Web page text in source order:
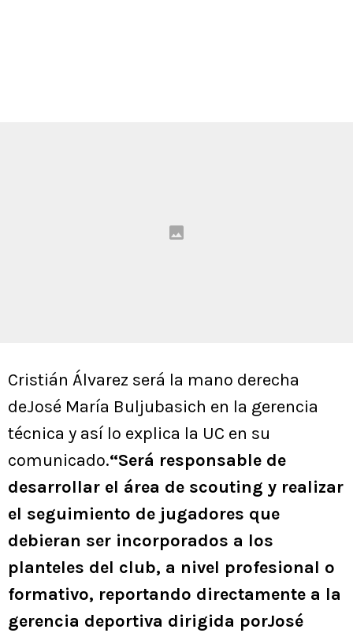
Cristián Álvarez será la mano derecha
deJosé María Buljubasich en la gerencia
técnica y así lo explica la UC en su
comunicado.“Será responsable de
desarrollar el área de scouting y realizar
el seguimiento de jugadores que
debieran ser incorporados a los
planteles del club, a nivel profesional o
formativo, reportando directamente a la
gerencia deportiva dirigida porJosé